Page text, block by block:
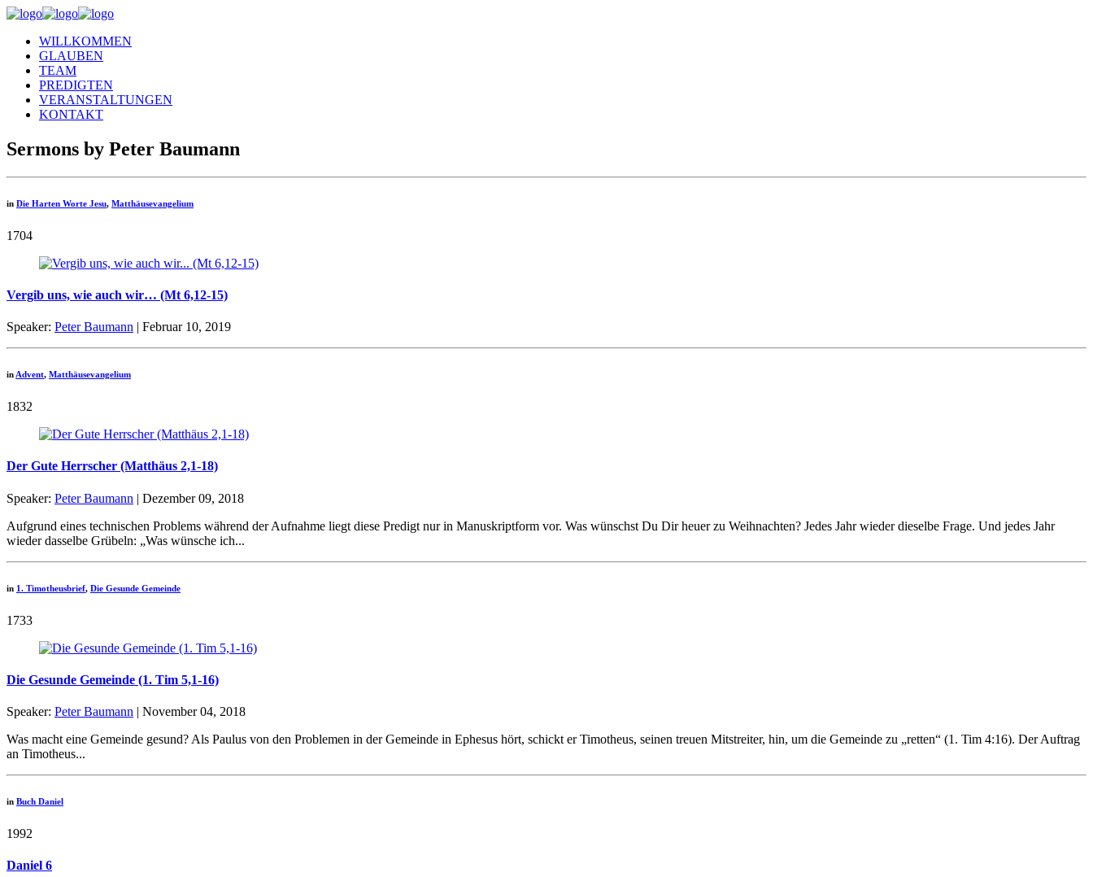
WILLKOMMEN
GLAUBEN
TEAM
PREDIGTEN
VERANSTALTUNGEN
KONTAKT
Sermons by Peter Baumann
in Die Harten Worte Jesu, Matthäusevangelium
1704
Vergib uns, wie auch wir… (Mt 6,12-15)
Speaker: Peter Baumann | Februar 10, 2019
in Advent, Matthäusevangelium
1832
Der Gute Herrscher (Matthäus 2,1-18)
Speaker: Peter Baumann | Dezember 09, 2018
Aufgrund eines technischen Problems während der Aufnahme liegt diese Predigt nur in Manuskriptform vor. Was wünschst Du Dir heuer zu Weihnachten? Jedes Jahr wieder dieselbe Frage. Und jedes Jahr
wieder dasselbe Grübeln: „Was wünsche ich...
in 1. Timotheusbrief, Die Gesunde Gemeinde
1733
Die Gesunde Gemeinde (1. Tim 5,1-16)
Speaker: Peter Baumann | November 04, 2018
Was macht eine Gemeinde gesund? Als Paulus von den Problemen in der Gemeinde in Ephesus hört, schickt er Timotheus, seinen treuen Mitstreiter, hin, um die Gemeinde zu „retten“ (1. Tim 4:16). Der Auftrag
an Timotheus...
in Buch Daniel
1992
Daniel 6